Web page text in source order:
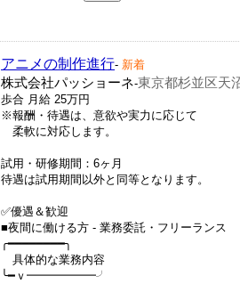
アニメの制作進行- 新着
株式会社パッショーネ-東京都杉並区天
歩合 月給 25万円
※報酬・待遇は、意欲や実力に応じて
柔軟に対応します。
試用・研修期間：6ヶ月
待遇は試用期間以外と同等となります。
✅優遇＆歓迎
■夜間に働ける方 - 業務委託・フリーランス
╭━━━━━━━━╮
具体的な業務内容
╰━ｖ━━━━━━╯